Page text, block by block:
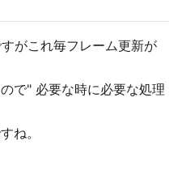
がこれ毎フレーム更新が
で" 必要な時に必要な処理
ね。